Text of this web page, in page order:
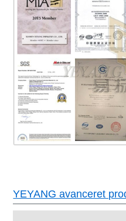
YEYANG avanceret